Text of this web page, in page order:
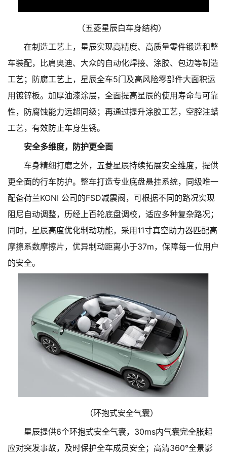
（五菱星辰白车身结构）
在制造工艺上，星辰实现高精度、高质量零件锻造和整
车装配，比肩奥迪、大众的自动化焊接、涂胶、包边等制造
工艺；防腐工艺上，星辰全车5门及高风险零部件大面积运
用镀锌板。加厚油漆涂层，全面提高星辰的使用寿命与可靠
性，防腐蚀能力远超同级；再通过提升涂胶工艺，空腔注蜡
工艺，有效防止车身生锈。
安全多维度，防护更全面
车身精细打磨之外，五菱星辰持续拓展安全维度，提供
更全面的行车防护。整车打造专业底盘悬挂系统，同级唯一
配备荷兰KONI 公司的FSD减震阀，可根据不同的路况实现
阻尼自动调整，历经上百轮底盘调校，适应多种复杂路况；
同时，星辰高度优化制动功能，采用11寸真空助力器匹配高
摩擦系数摩擦片，优异制动距离小于37m，保障每一位用户
的安全。
（环抱式安全气囊）
星辰提供6个环抱式安全气囊，30ms内气囊完全胀起
应对突发事故，及时保护全车成员安全；高清360°全景影